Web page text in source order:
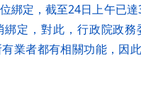
綁定，截至24日上午已
綁定，對此，行政院政
業者都有相關功能，因